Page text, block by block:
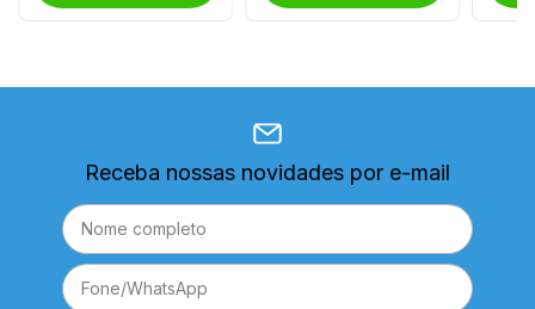
Receba nossas novidades por e-mail